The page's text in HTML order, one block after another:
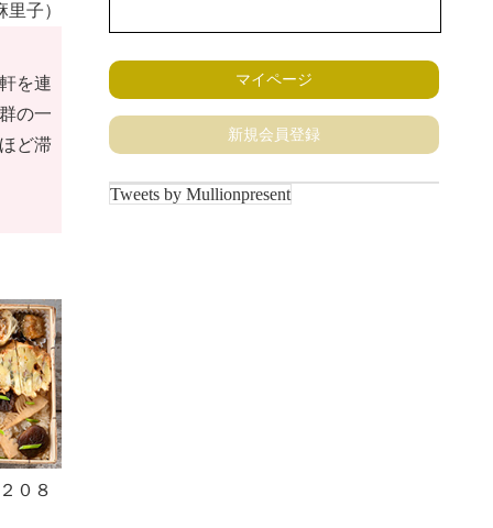
子）
を連
の一
ど滞
０８
マイページ
新規会員登録
Tweets by Mullionpresent